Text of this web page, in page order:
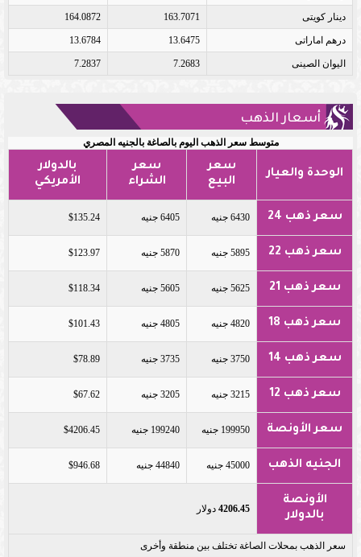
دينار كويتى 163.7071
164.0872
درهم اماراتى 13.6475
13.6784
اليوان الصينى 7.2683
7.2837
أسعار الذهب
متوسط سعر الذهب اليوم بالصاغة بالجنيه المصري
الوحدة والعيار
سعر
البيع
سعر
الشراء
بالدولار
الأمريكي
سعر ذهب 24 6430 جنيه 6405 جنيه $135.24
سعر ذهب 22 5895 جنيه 5870 جنيه $123.97
سعر ذهب 21 5625 جنيه 5605 جنيه $118.34
سعر ذهب 18 4820 جنيه 4805 جنيه $101.43
سعر ذهب 14 3750 جنيه 3735 جنيه $78.89
سعر ذهب 12 3215 جنيه 3205 جنيه $67.62
سعر الأونصة 199950 جنيه 199240 جنيه $4206.45
الجنيه الذهب 45000 جنيه 44840 جنيه $946.68
الأونصة
بالدولار
4206.45 دولار
سعر الذهب بمحلات الصاغة تختلف بين منطقة وأخرى